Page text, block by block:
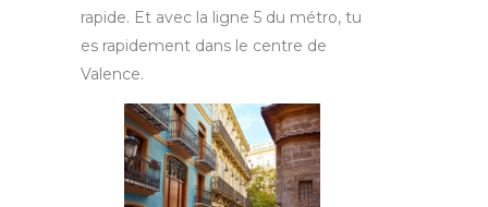
rapide. Et avec la ligne 5 du métro, tu
es rapidement dans le centre de
Valence.